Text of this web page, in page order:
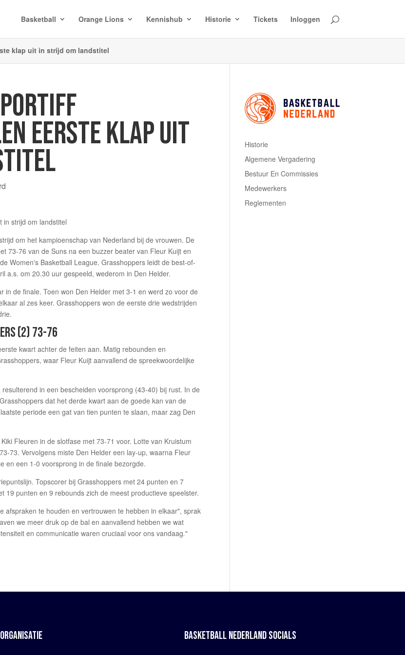
Basketball Orange Lions Kennishub Historie Tickets Inloggen
klap uit in strijd om landstitel
EERSTE KLAP UIT
om het kampioenschap van Nederland bij de vrouwen. De
73-76 van de Suns na een buzzer beater van Fleur Kuijt en
Women's Basketball League. Grasshoppers leidt de best-of-
a.s. om 20.30 uur gespeeld, wederom in Den Helder.
de finale. Toen won Den Helder met 3-1 en werd zo voor de
al zes keer. Grasshoppers won de eerste drie wedstrijden
(2) 73-76
kwart achter de feiten aan. Matig rebounden en
waar Fleur Kuijt aanvallend de spreekwoordelijke
in een bescheiden voorsprong (43-40) bij rust. In de
dat het derde kwart aan de goede kan van de
periode een gat van tien punten te slaan, maar zag Den
Fleuren in de slotfase met 73-71 voor. Lotte van Kruistum
73. Vervolgens miste Den Helder een lay-up, waarna Fleur
en een 1-0 voorsprong in de finale bezorgde.
Topscorer bij Grasshoppers met 24 punten en 7
19 punten en 9 rebounds zich de meest productieve speelster.
te houden en vertrouwen te hebben in elkaar", sprak
we meer druk op de bal en aanvallend hebben we wat
en communicatie waren cruciaal voor ons vandaag."
Historie
Algemene Vergadering
Bestuur En Commissies
Medewerkers
Reglementen
ORGANISATIE BASKETBALL NEDERLAND SOCIALS